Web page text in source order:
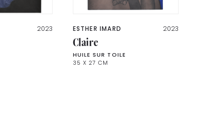
2023 2023
ESTHER IMARD
Claire
HUILE SUR TOILE
35 X 27 CM